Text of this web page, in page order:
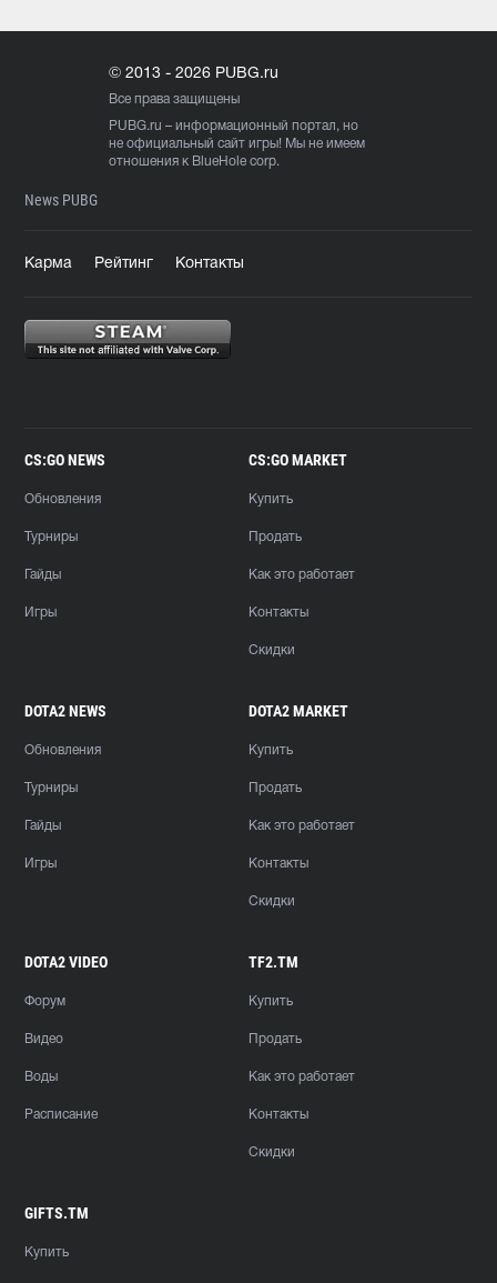
© 2013 - 2026 PUBG.ru
Все права защищены
PUBG.ru – информационный портал, но
не официальный сайт игры! Мы не имеем
отношения к BlueHole corp.
News PUBG
Карма Рейтинг Контакты
CS:GO NEWS
Обновления
Турниры
Гайды
Игры
CS:GO MARKET
Купить
Продать
Как это работает
Контакты
Скидки
DOTA2 NEWS
Обновления
Турниры
Гайды
Игры
DOTA2 MARKET
Купить
Продать
Как это работает
Контакты
Скидки
DOTA2 VIDEO
Форум
Видео
Воды
Расписание
TF2.TM
Купить
Продать
Как это работает
Контакты
Скидки
GIFTS.TM
Купить